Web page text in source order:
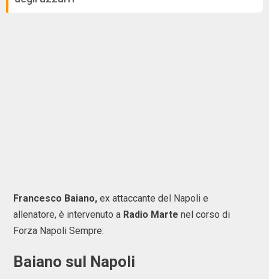
Francesco Baiano, ex attaccante del Napoli e
allenatore, è intervenuto a Radio Marte nel corso di
Forza Napoli Sempre:
Baiano sul Napoli